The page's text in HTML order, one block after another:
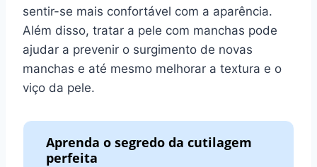
sentir-se mais confortável com a aparência.
Além disso, tratar a pele com manchas pode
ajudar a prevenir o surgimento de novas
manchas e até mesmo melhorar a textura e o
viço da pele.
Aprenda o segredo da cutilagem
perfeita